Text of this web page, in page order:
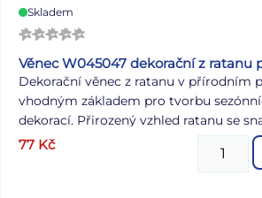
Skladem
Věnec W045047 dekorační z ratanu
Dekorační věnec z ratanu v přírodním
vhodným základem pro tvorbu
dekorací. Přirozený vzhled ratanu se
květinami, stuhami, větvičkami nebo
podle vlastních představ. Věnec lze
77 Kč